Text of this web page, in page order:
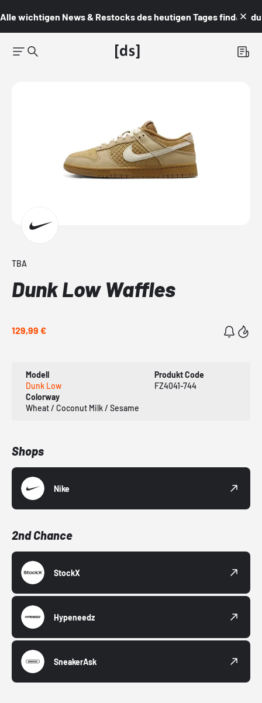
Alle wichtigen News & Restocks des heutigen Tages findest du
TBA
Dunk Low Waffles
129,99 €
Modell
Dunk Low
Produkt Code
FZ4041-744
Colorway
Wheat / Coconut Milk / Sesame
Shops
Nike
2nd Chance
StockX
Hypeneedz
SneakerAsk